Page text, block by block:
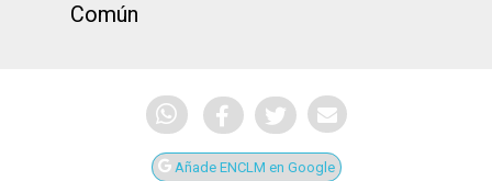
Común
Añade ENCLM en Google